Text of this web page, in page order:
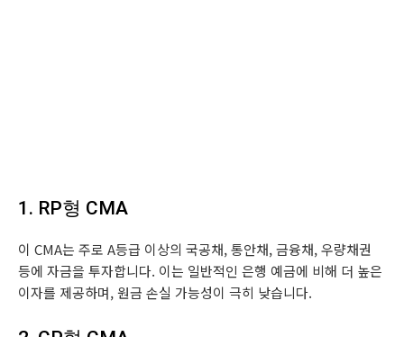
1. RP형 CMA
이 CMA는 주로 A등급 이상의 국공채, 통안채, 금융채, 우량채권
등에 자금을 투자합니다. 이는 일반적인 은행 예금에 비해 더 높은
이자를 제공하며, 원금 손실 가능성이 극히 낮습니다.